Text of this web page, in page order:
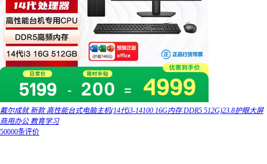
戴尔成就 新款 高性能台式电脑主机(14代i3-14100 16G内存 DDR5 512G)23.8护眼大屏
商用办公 教育学习
50000条评价